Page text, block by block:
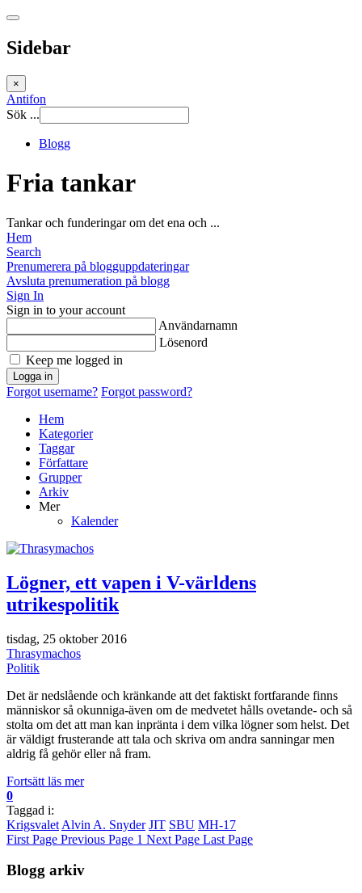
Sidebar
×
Antifon
Sök ...
Blogg
Fria tankar
Tankar och funderingar om det ena och ...
Hem
Search
Prenumerera på blogguppdateringar
Avsluta prenumeration på blogg
Sign In
Sign in to your account
Användarnamn
Lösenord
Keep me logged in
Logga in
Forgot username? Forgot password?
Hem
Kategorier
Taggar
Författare
Grupper
Arkiv
Mer
Kalender
Lögner, ett vapen i V-världens
utrikespolitik
tisdag, 25 oktober 2016
Thrasymachos
Politik
Det är nedslående och kränkande att det faktiskt fortfarande finns
människor så okunniga-även om de medvetet hålls ovetande- och så
stolta om det att man kan inpränta i dem vilka lögner som helst. Det
är väldigt frusterande att tala och skriva om andra sanningar men
aldrig få gehör eller nå fram.
Fortsätt läs mer
0
Taggad i:
Krigsvalet Alvin A. Snyder JIT SBU MH-17
First Page Previous Page 1 Next Page Last Page
Blogg arkiv